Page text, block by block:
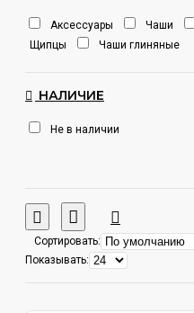
Аксессуары
Чаши
Щипцы
Чаши глиняные
НАЛИЧИЕ
Не в наличии
Сортировать:
Показывать: